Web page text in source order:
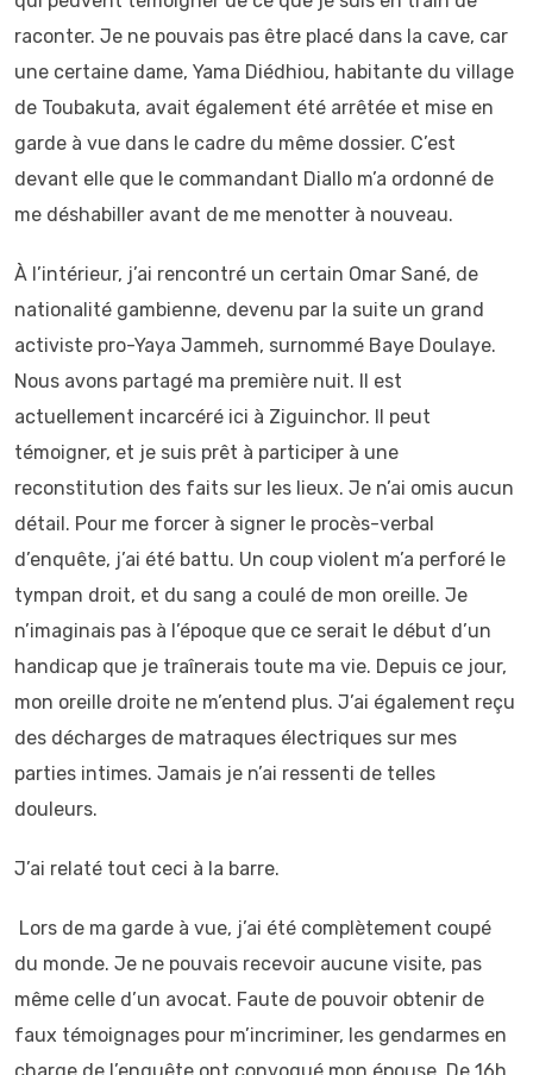
raconter. Je ne pouvais pas être placé dans la cave, car
une certaine dame, Yama Diédhiou, habitante du village
de Toubakuta, avait également été arrêtée et mise en
garde à vue dans le cadre du même dossier. C’est
devant elle que le commandant Diallo m’a ordonné de
me déshabiller avant de me menotter à nouveau.
À l’intérieur, j’ai rencontré un certain Omar Sané, de
nationalité gambienne, devenu par la suite un grand
activiste pro-Yaya Jammeh, surnommé Baye Doulaye.
Nous avons partagé ma première nuit. Il est
actuellement incarcéré ici à Ziguinchor. Il peut
témoigner, et je suis prêt à participer à une
reconstitution des faits sur les lieux. Je n’ai omis aucun
détail. Pour me forcer à signer le procès-verbal
d’enquête, j’ai été battu. Un coup violent m’a perforé le
tympan droit, et du sang a coulé de mon oreille. Je
n’imaginais pas à l’époque que ce serait le début d’un
handicap que je traînerais toute ma vie. Depuis ce jour,
mon oreille droite ne m’entend plus. J’ai également reçu
des décharges de matraques électriques sur mes
parties intimes. Jamais je n’ai ressenti de telles
douleurs.
J’ai relaté tout ceci à la barre.
Lors de ma garde à vue, j’ai été complètement coupé
du monde. Je ne pouvais recevoir aucune visite, pas
même celle d’un avocat. Faute de pouvoir obtenir de
faux témoignages pour m’incriminer, les gendarmes en